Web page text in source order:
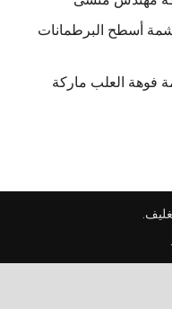
أسطح البرطمانات
فوهة العلب ماركة